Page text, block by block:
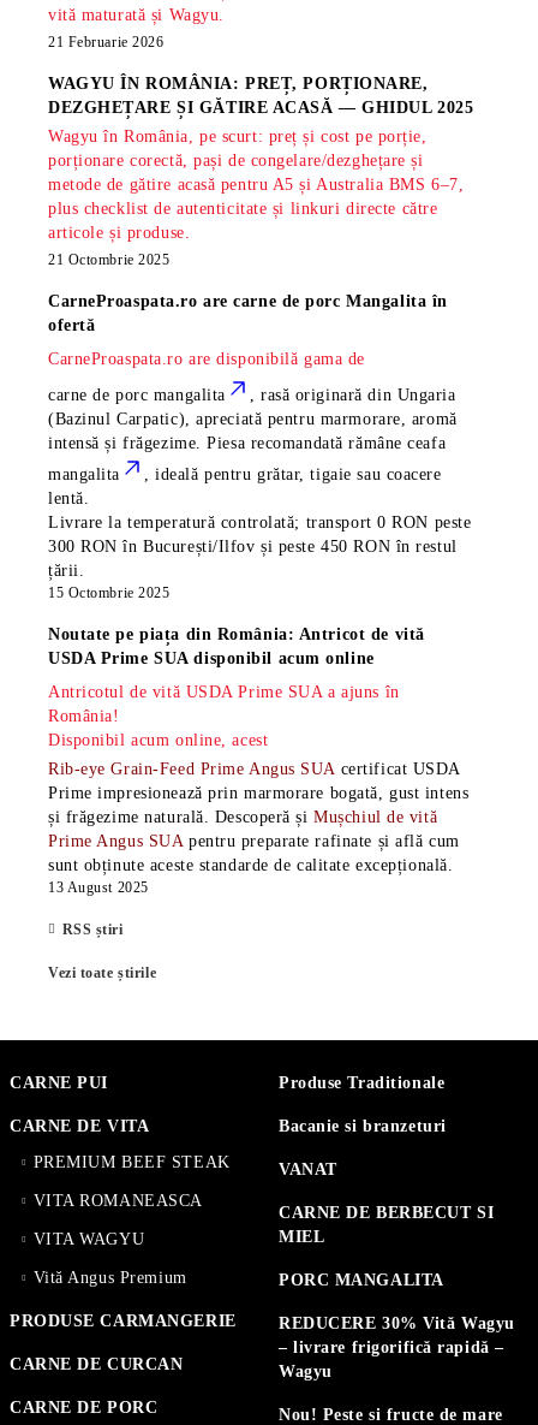
vită maturată și Wagyu.
21 Februarie 2026
WAGYU ÎN ROMÂNIA: PREȚ, PORȚIONARE,
DEZGHEȚARE ȘI GĂTIRE ACASĂ — GHIDUL 2025
Wagyu în România, pe scurt: preț și cost pe porție,
porționare corectă, pași de congelare/dezghețare și
metode de gătire acasă pentru A5 și Australia BMS 6–7,
plus checklist de autenticitate și linkuri directe către
articole și produse.
21 Octombrie 2025
CarneProaspata.ro arecarne de porc Mangalita în
ofertă
CarneProaspata.ro are disponibilă gama de
carne de porc mangalita
, rasă originară din Ungaria
(Bazinul Carpatic), apreciată pentru marmorare, aromă
intensă și frăgezime. Piesa recomandată rămâneceafa
mangalita
, ideală pentru grătar, tigaie sau coacere
lentă.
Livrare la temperatură controlată; transport 0 RON peste
300 RON în București/Ilfov și peste 450 RON în restul
țării.
15 Octombrie 2025
Noutate pe piața din România: Antricot de vită
USDA Prime SUA disponibil acum online
Antricotul de vită USDA Prime SUA a ajuns în
România!
Disponibil acum online, acest
Rib-eye Grain-Feed Prime Angus SUA certificat USDA
Prime impresionează prin marmorare bogată, gust intens
și frăgezime naturală. Descoperă șiMușchiul de vită
Prime Angus SUA pentru preparate rafinate și află cum
sunt obținute aceste standarde de calitate excepțională.
13 August 2025
RSS știri
Vezi toate știrile
CARNE PUI
CARNE DE VITA
PREMIUM BEEF STEAK
VITA ROMANEASCA
VITA WAGYU
Vită Angus Premium
PRODUSE CARMANGERIE
CARNE DE CURCAN
CARNE DE PORC
Produse Traditionale
Bacanie si branzeturi
VANAT
CARNE DE BERBECUT SI
MIEL
PORC MANGALITA
REDUCERE 30% Vită Wagyu
– livrare frigorifică rapidă –
Wagyu
Nou! Peste si fructe de mare